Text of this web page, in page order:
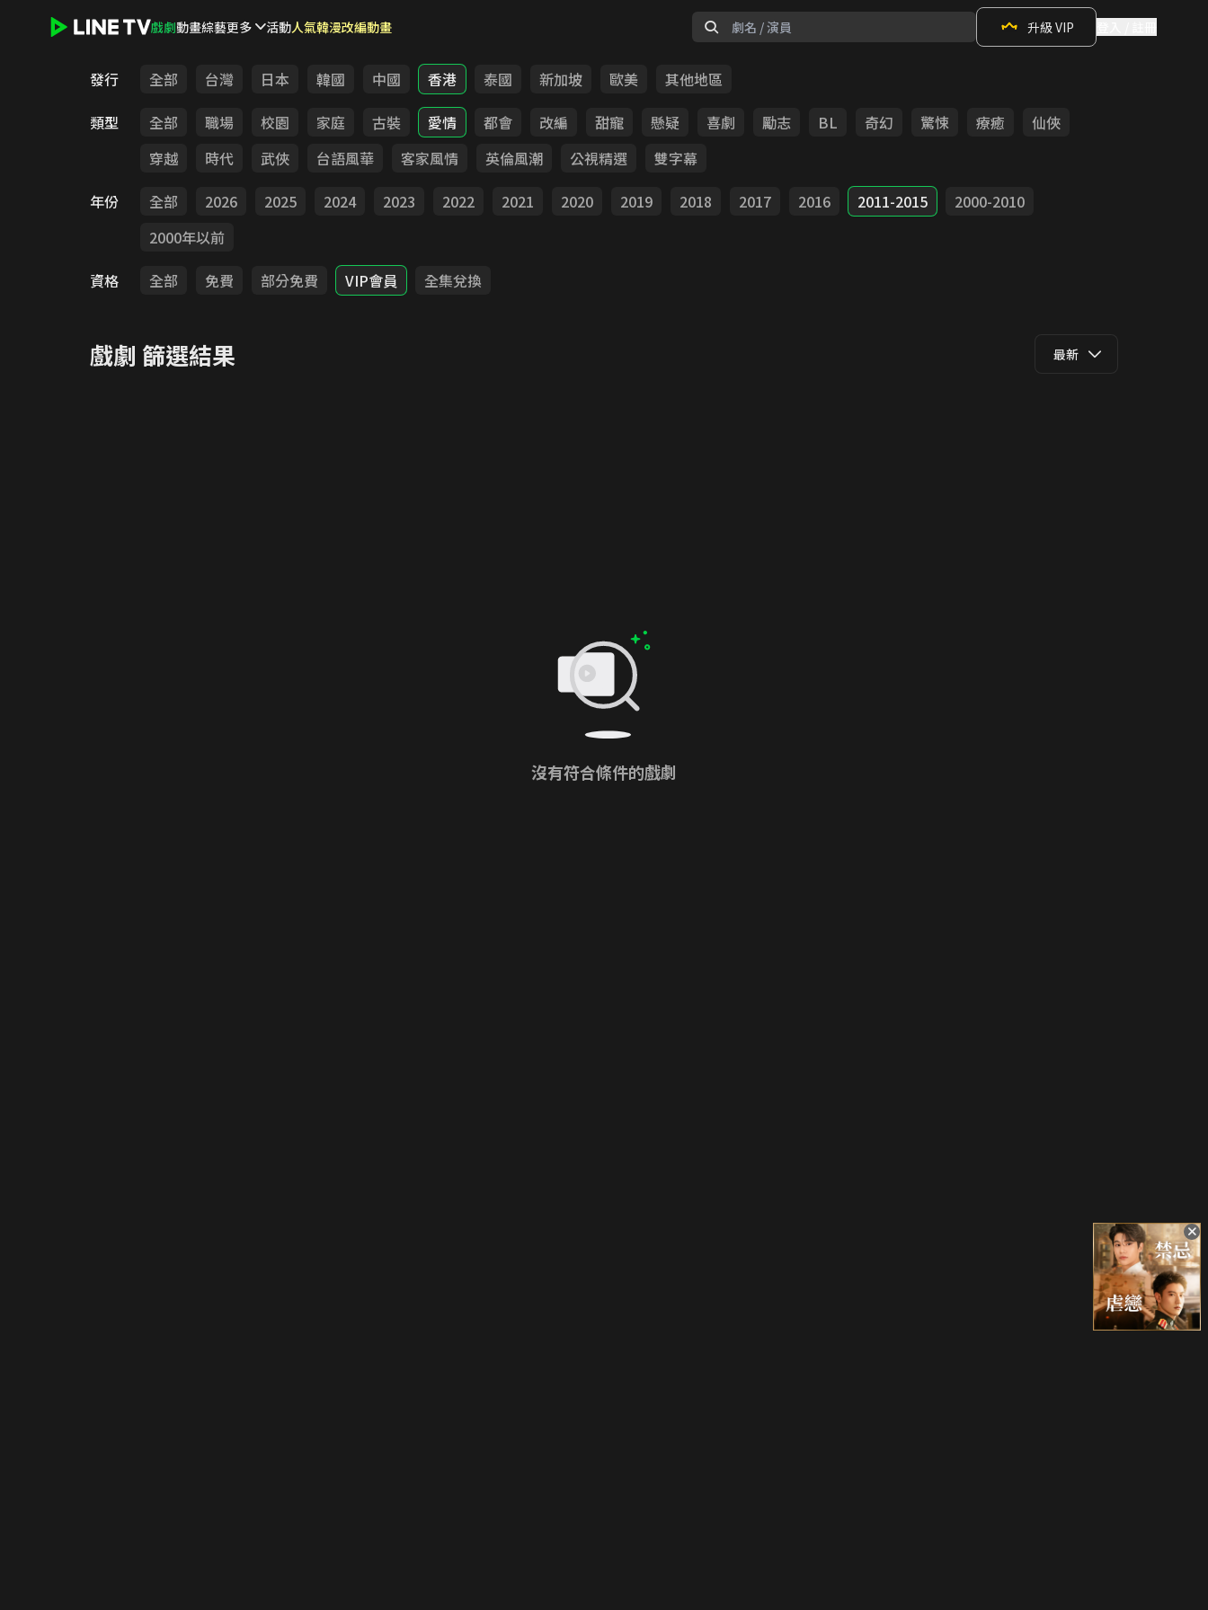
戲劇動畫綜藝更多 活動人氣韓漫改編動畫 升級 VIP
發行 全部 台灣 日本 韓國 中國 香港 泰國 新加坡 歐美
其他地區
類型
全部 職場 校園 家庭 古裝 愛情 都會 改編 甜寵 懸疑 喜劇 勵志 BL 奇幻 驚悚 療癒
仙俠
穿越
時代 武俠 台語風華 客家風情 英倫風潮 公視精選
雙字幕
年份
全部 2026 2025 2024 2023 2022 2021 2020 2019 2018 2017 2016 2011-2015
2000-2010
2000年以前
資格
全部 免費 部分免費 VIP會員 全集兌換
戲劇 篩選結果 最新
沒有符合條件的戲劇